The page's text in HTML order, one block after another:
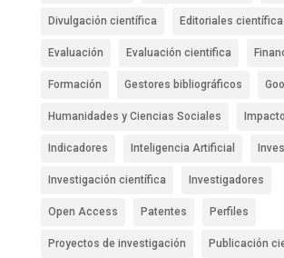
Divulgación científica Editoriales
Evaluación Evaluación cientifica
Formación Gestores bibliográficos
Humanidades y Ciencias Sociales Impacto
Indicadores Inteligencia Artificial
Investigación científica Investigadores
Open Access Patentes Perfiles
Proyectos de investigación Publicación